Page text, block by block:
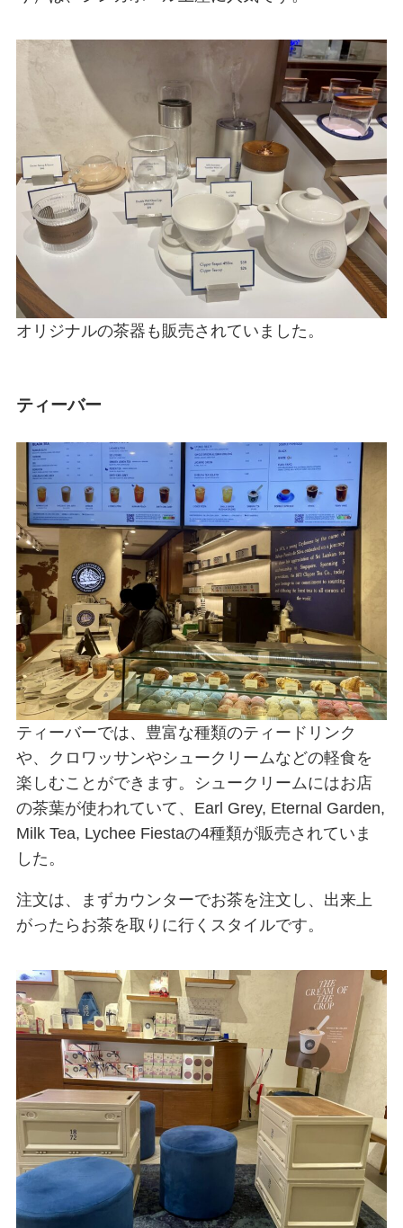
オリジナルの茶器も販売されていました。
ティーバー
ティーバーでは、豊富な種類のティードリンク
や、クロワッサンやシュークリームなどの軽食を
楽しむことができます。シュークリームにはお店
の茶葉が使われていて、Earl Grey, Eternal Garden,
Milk Tea, Lychee Fiestaの4種類が販売されていま
した。
注文は、まずカウンターでお茶を注文し、出来上
がったらお茶を取りに行くスタイルです。